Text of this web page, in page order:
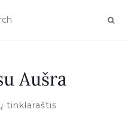
Aušra
tinklaraštis